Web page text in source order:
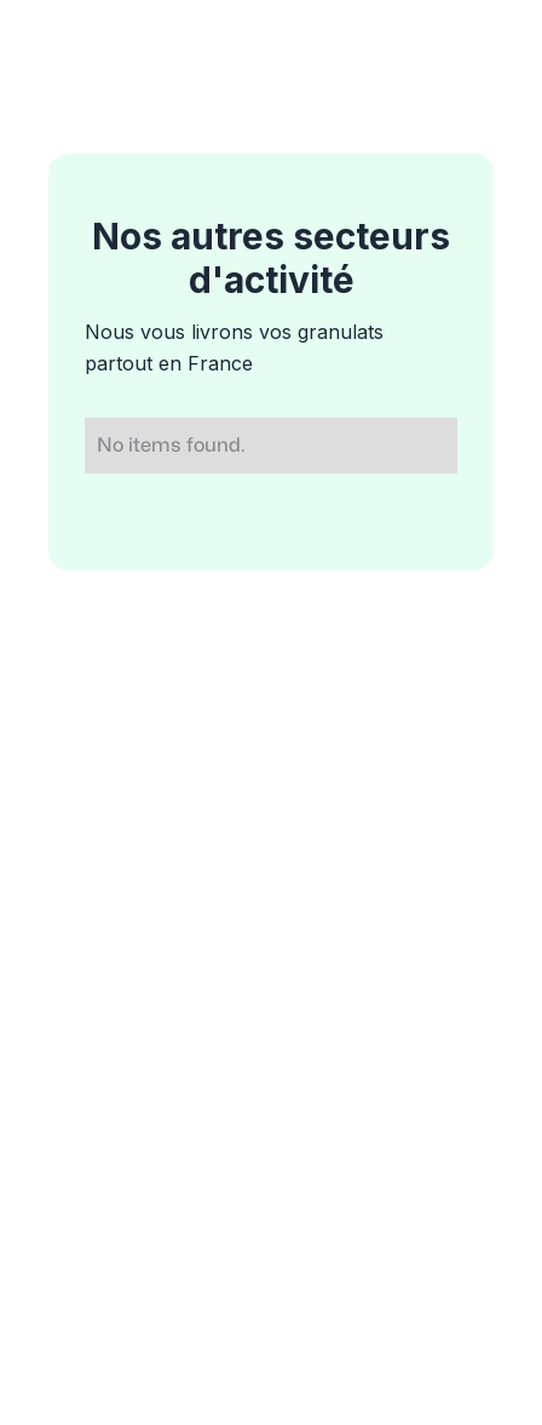
Nos autres secteurs
d'activité
Nous vous livrons vos granulats
partout en France
No items found.